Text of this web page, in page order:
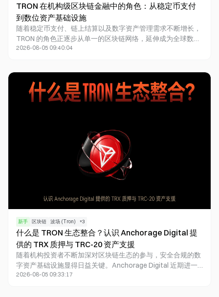
TRON 在机构级区块链金融中的角色：从稳定币支付
到数位资产基础设施
随着稳定币支付、链上结算以及数字资产管理需求不断增长，
TRON 的角色正逐步从单一的区块链网络，延伸成为全球数字
资产金融基础设施的重要组成部分。依托于活跃的稳定币交易
质押及 TRC-20 资产的支持，进一步体现出机构参与区块链市
场的方式正在发生转变。
2026-08-05 09:40:04
新手 区块链 波场 (Tron) +3
什么是 TRON 生态整合？认识 Anchorage Digital 提
供的 TRX 质押与 TRC-20 资产支援
随着机构投资者不断加深对区块链生态的参与，安全合规的数
字资产基础设施显得日益关键。Anchorage Digital 近期进一
步扩展了对 TRON 网络的支持，新增原生 TRX 质押功能和
2026-08-05 09:33:17